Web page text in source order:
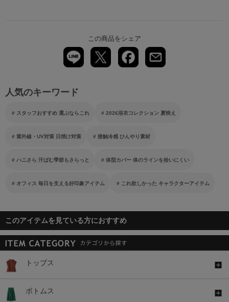
この商品をシェア
人気のキーワード
スタッフおすすめ 選ぶならこれ 2026浴衣コレクション 夏映え
紫外線・UV対策 日焼け対策 接触冷感 ひんやり素材
ハニさら 汗ばむ季節もさらっと 体型カバー 体のラインを拾いにくい
オフィス 毎日を支える好印象アイテム これ欲しかった キャラクターアイテム
このアイテムを見ている方におすすめ
トップス
ボトムス